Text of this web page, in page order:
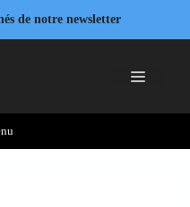
de notre newsletter
Menu